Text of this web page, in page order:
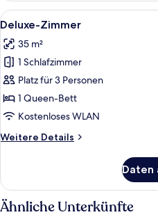
Alle
Fotos
für
Deluxe-
Zimmer
anzeigen
4
Deluxe-Zimmer
35 m²
1 Schlafzimmer
Platz für 3 Personen
1 Queen-Bett
Kostenloses WLAN
Weitere Details
Weitere
Zimmer
Daten
Ähnliche Unterkünfte